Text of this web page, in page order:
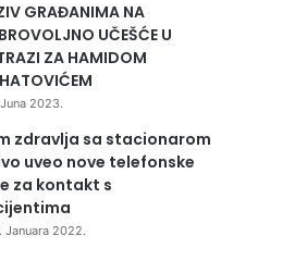
GRAĐANIMA NA
UČEŠĆE U
ZA HAMIDOM
2023.
zdravlja sa stacionarom
uveo nove telefonske
za kontakt s
Januara 2022.